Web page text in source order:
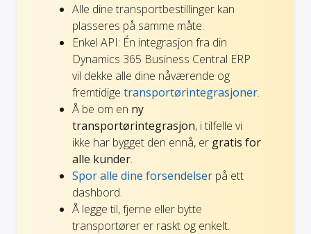
Alle dine transportbestillinger kan
plasseres på samme måte.
Enkel API: Én integrasjon fra din
Dynamics 365 Business Central ERP
vil dekke alle dine nåværende og
fremtidige transportørintegrasjoner.
Å be om en ny
transportørintegrasjon, i tilfelle vi
ikke har bygget den ennå, er gratis for
alle kunder.
Spor alle dine forsendelser på ett
dashbord.
Å legge til, fjerne eller bytte
transportører er raskt og enkelt.